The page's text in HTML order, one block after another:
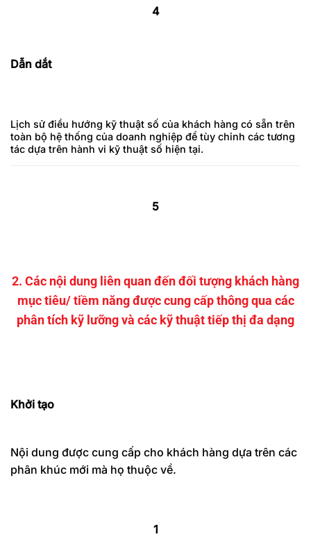
4
Dẫn dắt
Lịch sử điều hướng kỹ thuật số của khách hàng có sẵn trên
toàn bộ hệ thống của doanh nghiệp để tùy chỉnh các tương
tác dựa trên hành vi kỹ thuật số hiện tại.
5
2. Các nội dung liên quan đến đối tượng khách hàng
mục tiêu/ tiềm năng được cung cấp thông qua các
phân tích kỹ lưỡng và các kỹ thuật tiếp thị đa dạng
Khởi tạo
Nội dung được cung cấp cho khách hàng dựa trên các
phân khúc mới mà họ thuộc về.
1